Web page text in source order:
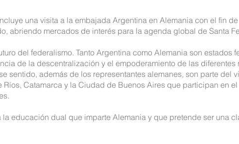
una visita a la embajada Argentina en Alemania con el fin de
abriendo mercados de interés para la agenda global de Santa
del federalismo. Tanto Argentina como Alemania son estados
de la descentralización y el empoderamiento de las diferentes
sentido, además de los representantes alemanes, son parte del
Catamarca y la Ciudad de Buenos Aires que participan en
educación dual que imparte Alemania y que pretende ser una